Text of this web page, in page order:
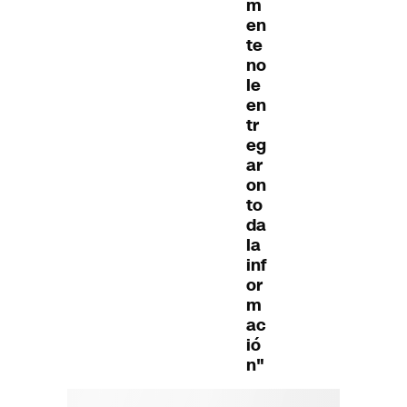
m
en
te
no
le
en
tr
eg
ar
on
to
da
la
inf
or
m
ac
ió
n"